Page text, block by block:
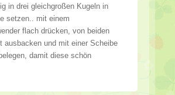
in drei gleichgroßen Kugeln in
setzen.. mit einem
flach drücken, von beiden
ausbacken und mit einer Scheibe
damit diese schön